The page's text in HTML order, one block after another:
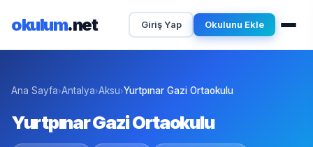
okulum.net Giriş Yap Okulunu Ekle
Ana Sayfa›Antalya›Aksu›Yurtpınar Gazi Ortaokulu
Yurtpınar Gazi Ortaokulu